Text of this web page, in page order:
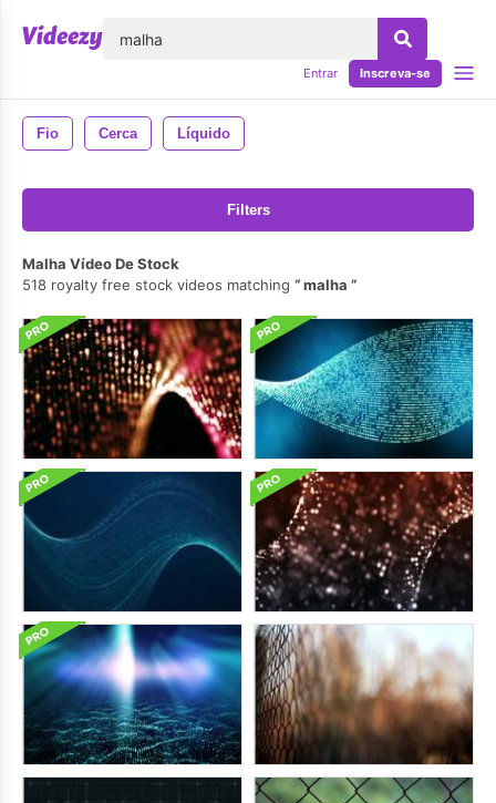
Entrar Inscreva-se
Fio Cerca Líquido
Filters
Malha Vídeo De Stock
518 royalty free stock videos matching
malha